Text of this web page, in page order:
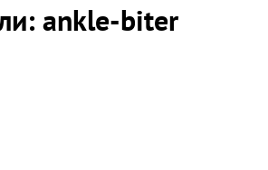
ankle-biter